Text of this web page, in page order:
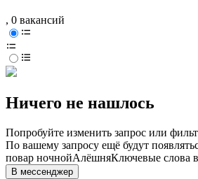
, 0 вакансий
Ничего не нашлось
Попробуйте изменить запрос или
По вашему запросу ещё будут
повар ночнойАлёшняКлючевые слова
В мессенджер